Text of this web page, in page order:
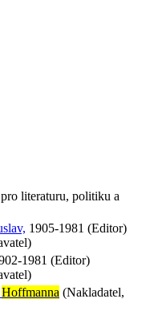
literaturu, politiku a
1905-1981 (Editor)
1981 (Editor)
Hoffmanna (Nakladatel,